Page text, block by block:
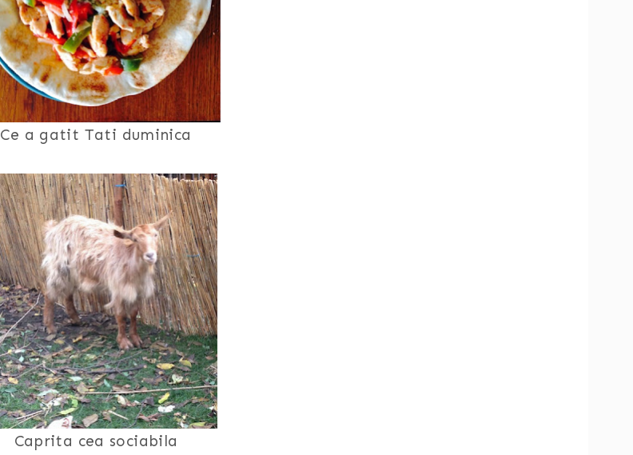
Ce a gatit Tati duminica
Caprita cea sociabila